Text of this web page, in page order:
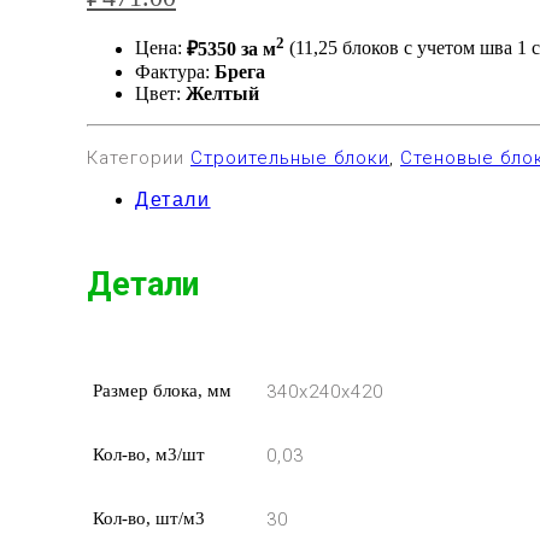
Цена: ₽5350 за м2 (11,25 блоков с учетом шва 1
Фактура: Брега
Цвет: Желтый
Категории Строительные блоки, Стеновые
Детали
Детали
Размер блока, мм 340x240x420
Кол-во, м3/шт 0,03
Кол-во, шт/м3 30